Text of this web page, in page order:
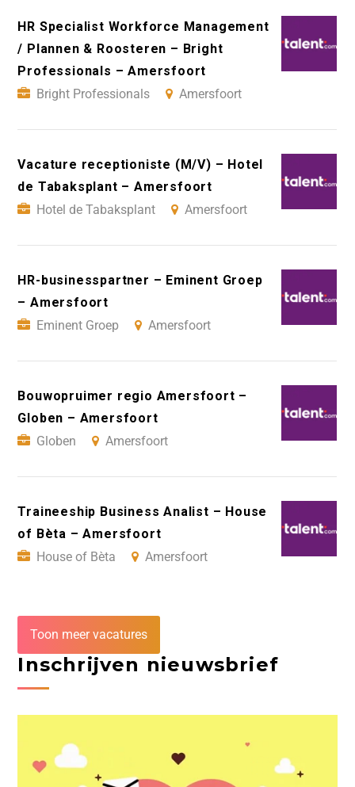
HR Specialist Workforce Management
/ Plannen & Roosteren – Bright
Professionals – Amersfoort
Bright Professionals
Amersfoort
Vacature receptioniste (M/V) – Hotel
de Tabaksplant – Amersfoort
Hotel de Tabaksplant
Amersfoort
HR-businesspartner – Eminent Groep
– Amersfoort
Eminent Groep
Amersfoort
Bouwopruimer regio Amersfoort –
Globen – Amersfoort
Globen
Amersfoort
Traineeship Business Analist – House
of Bèta – Amersfoort
House of Bèta
Amersfoort
Toon meer vacatures
Inschrijven nieuwsbrief